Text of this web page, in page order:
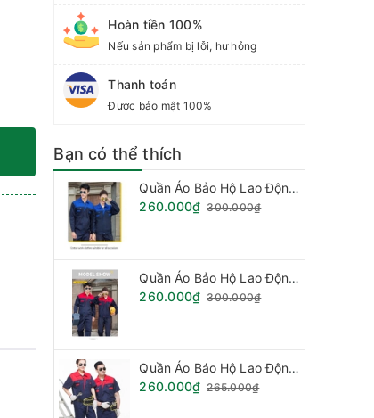
Hoàn tiền 100%
Nếu sản phẩm bị lỗi, hư hỏng
Thanh toán
Được bảo mật 100%
Bạn có thể thích
Quần Áo Bảo Hộ Lao Động - Vải Kaki Pang RIm Hàn Quốc
260.000₫ 300.000₫
Quần Áo Bảo Hộ Lao Động - Vải Kaki Pang Rim Hàn Quốc
260.000₫ 300.000₫
Quần Áo Báo Hộ Lao Động, Quần Áo Đồng Phục - Vải Kaki Hàn Quốc Loại Phối Mầu (Hàng đặt theo mẫu)
260.000₫ 265.000₫